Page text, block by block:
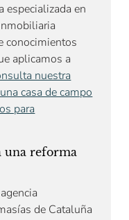
especializada en
conocimientos
aplicamos a
nuestra
casa de campo
para
una reforma
de Cataluña